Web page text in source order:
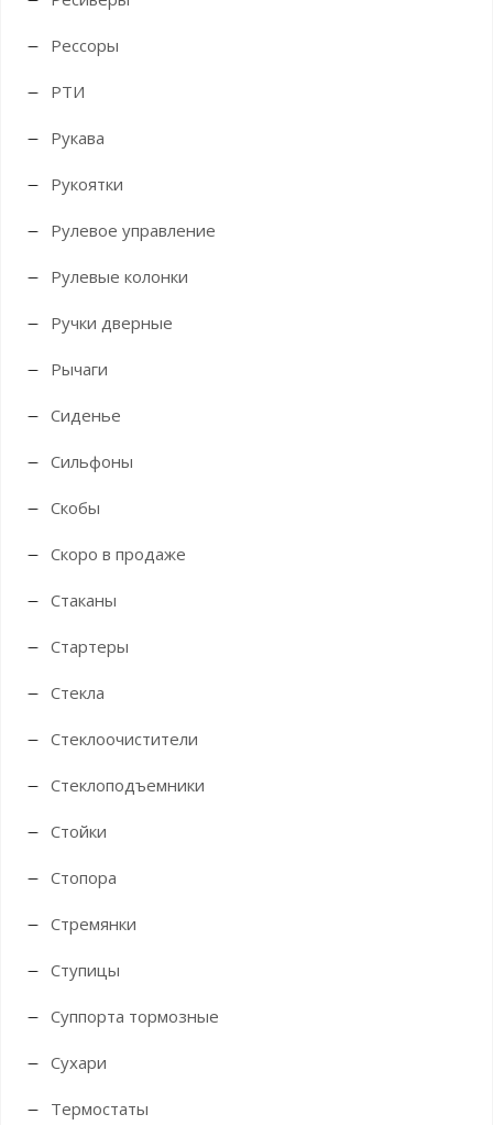
Рессоры
РТИ
Рукава
Рукоятки
Рулевое управление
Рулевые колонки
Ручки дверные
Рычаги
Сиденье
Сильфоны
Скобы
Скоро в продаже
Стаканы
Стартеры
Стекла
Стеклоочистители
Стеклоподъемники
Стойки
Стопора
Стремянки
Ступицы
Суппорта тормозные
Сухари
Термостаты